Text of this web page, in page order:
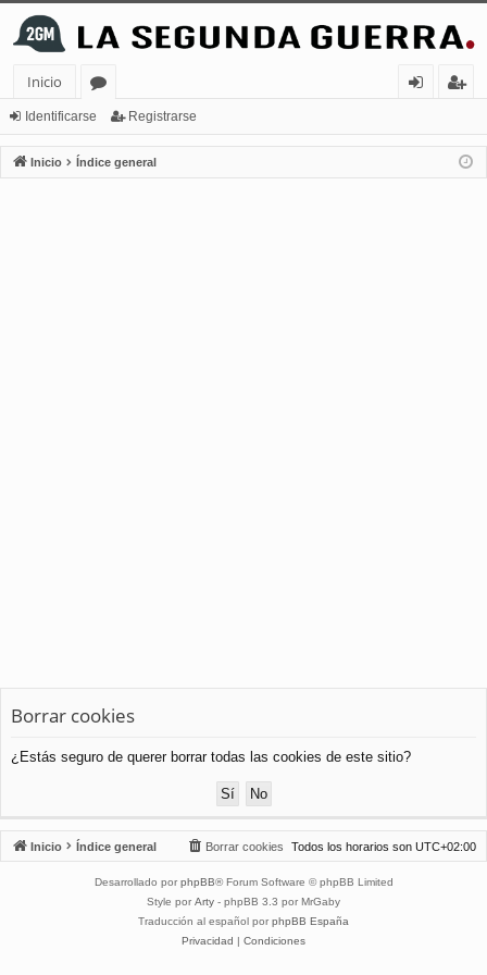
Inicio
or
os
nt
ifi
ist
ra
Identificarse Registrarse
Inicio Índice general
Borrar cookies
¿Estás seguro de querer borrar todas las cookies de este sitio?
Inicio Índice general Todos los horarios son UTC+02:00
Borrar cookies
Desarrollado por phpBB® Forum Software © phpBB Limited
Style por Arty - phpBB 3.3 por MrGaby
Traducción al español por phpBB España
Privacidad | Condiciones